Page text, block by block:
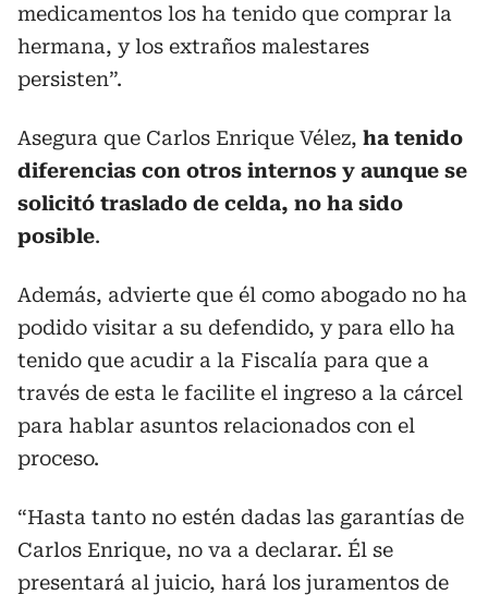
medicamentos los ha tenido que comprar la
hermana, y los extraños malestares
persisten”.
Asegura que Carlos Enrique Vélez, ha tenido
diferencias con otros internos y aunque se
solicitó traslado de celda, no ha sido
posible.
Además, advierte que él como abogado no ha
podido visitar a su defendido, y para ello ha
tenido que acudir a la Fiscalía para que a
través de esta le facilite el ingreso a la cárcel
para hablar asuntos relacionados con el
proceso.
“Hasta tanto no estén dadas las garantías de
Carlos Enrique, no va a declarar. Él se
presentará al juicio, hará los juramentos de